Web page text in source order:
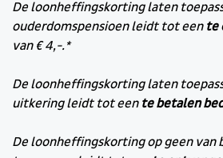
De loonheffingskorting laten
ouderdomspensioen leidt tot een te
van € 4,-.*
De loonheffingskorting laten
uitkering leidt tot een te betalen
De loonheffingskorting op geen van